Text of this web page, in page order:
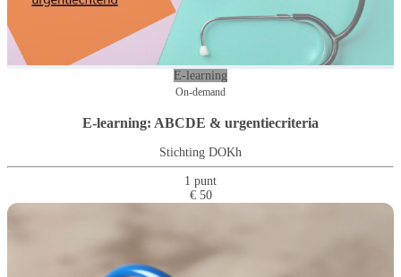
E-learning
On-demand
E-learning: ABCDE & urgentiecriteria
Stichting DOKh
1 punt
€ 50